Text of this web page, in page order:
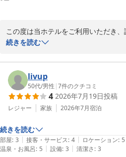
またのご来館を心よりお待ちしており
堂ヶ島唯一の自家源泉掛流宿 堂ヶ島
この度は当ホテルをご利用いただき、
ご様子を伺い、大変光栄に存じます。
館内や客室につきまして、建物の経
らも、きれいとのお言葉を頂戴し安堵
また、バイキングではお刺身に加えて
ビスの飲み放題もご満喫いただけたよ
卓球やダーツ、トンボロ散策もお楽し
思い出づくりのお手伝いができまして
さらに、当ホテル自慢のとろみのある
続きを読む
livup
50代/男性 |7件のクチコミ
4 2026年7月19日投稿
レジャー 家族 2026年7月宿泊
続きを読む
部屋: 3 | 接客・サービス: 4 | ロケーション: 5
温泉・お風呂: 5 | 設備: 3 | 清潔さ: 3